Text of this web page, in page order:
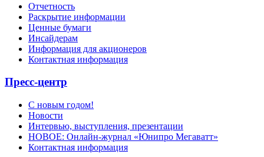
Отчетность
Раскрытие информации
Ценные бумаги
Инсайдерам
Информация для акционеров
Контактная информация
Пресс-центр
С новым годом!
Новости
Интервью, выступления, презентации
НОВОЕ: Онлайн-журнал «Юнипро Мегаватт»
Контактная информация